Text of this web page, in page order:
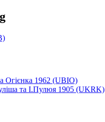
Огієнка 1962 (UBIO)
та І.Пулюя 1905 (UKRK)